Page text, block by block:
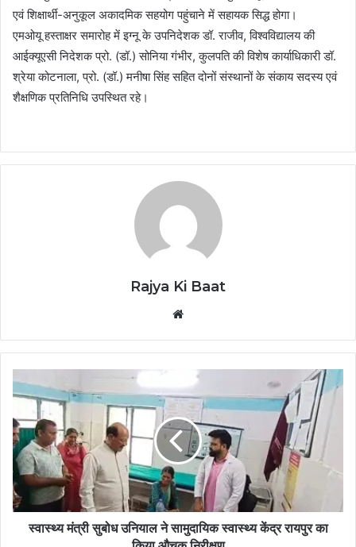
एवं शिक्षार्थी-अनुकूल अकादमिक सहयोग पहुंचाने में सहायक सिद्ध होगा।
एमओयू हस्ताक्षर समारोह में इग्नू के उपनिदेशक डॉ. राजीव, विश्वविद्यालय की
आईक्यूएसी निदेशक प्रो. (डॉ.) सोनिया गंभीर, कुलपति की विशेष कार्याधिकारी डॉ.
श्रेया कोटनाला, प्रो. (डॉ.) मनीषा सिंह सहित दोनों संस्थानों के संकाय सदस्य एवं
शैक्षणिक प्रतिनिधि उपस्थित रहे।
Rajya Ki Baat
स्वास्थ्य मंत्री सुबोध उनियाल ने सामुदायिक स्वास्थ्य केंद्र रायपुर का